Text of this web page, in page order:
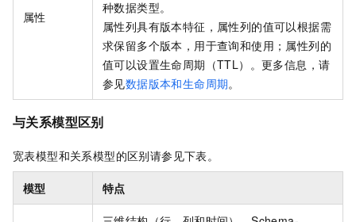
属性
种数据类型。
属性列具有版本特征，属性列的值可以根据需
求保留多个版本，用于查询和使用；属性列的
值可以设置生命周期（TTL）。更多信息，请
参见数据版本和生命周期。
与关系模型区别
宽表模型和关系模型的区别请参见下表。
模型 特点